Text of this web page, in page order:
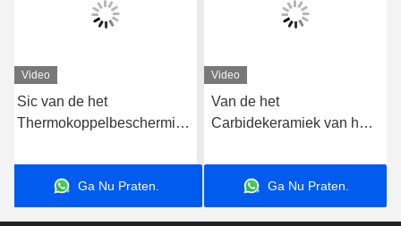
Video
Sic van de het
Thermokoppelbescherming
Buizen Hoog
Warmtegeleidingsvermogen
Ga Nu Praten.
Video
Van de het
Carbidekeramiek van het
van de Producten sic
Saggar door Stabled-Bezit
Ga Nu Praten.